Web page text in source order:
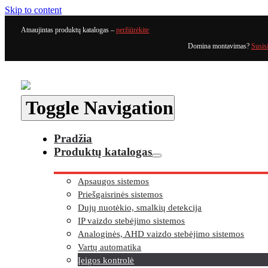
Skip to content
Atnaujintas produktų katalogas –peržiūrėkite
Domina montavimas?
Toggle Navigation
Pradžia
Produktų katalogas
Apsaugos sistemos
Priešgaisrinės sistemos
Dujų nuotėkio, smalkių detekcija
IP vaizdo stebėjimo sistemos
Analoginės, AHD vaizdo stebėjimo sistemos
Vartų automatika
Įeigos kontrolė